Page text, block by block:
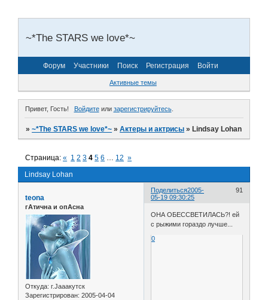
~*The STARS we love*~
Форум Участники Поиск Регистрация Войти
Активные темы
Привет, Гость! Войдитеили зарегистрируйтесь.
»~*The STARS we love*~ »Актеры и актрисы »Lindsay Lohan
Lindsay Lohan
Страница:« 1 2 3 4 5 6 … 12 »
Поделиться 91
2005-
05-19 09:30:25
teona
гАтична и опАсна
Откуда: г.Jaaaкутск
Зарегистрирован: 2005-04-04
ОНА ОБЕССВЕТИЛАСЬ?! ей
с рыжими гораздо лучше...
0